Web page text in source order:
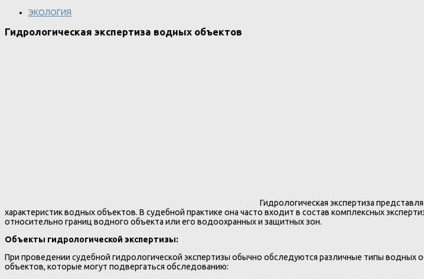
ЭКОЛОГИЯ
Гидрологическая экспертиза водных объектов
Гидрологическая экспертиза
характеристик водных объектов. В судебной практике она часто входит в состав комплексных
относительно границ водного объекта или его водоохранных и защитных зон.
Объекты гидрологической экспертизы:
При проведении судебной гидрологической экспертизы обычно обследуются различные типы
объектов, которые могут подвергаться обследованию: